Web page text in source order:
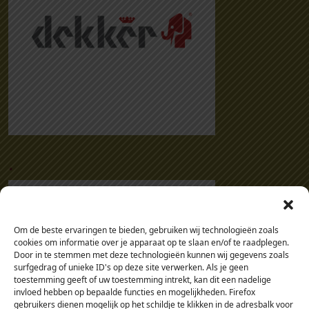
Om de beste ervaringen te bieden, gebruiken wij technologieën zoals
cookies om informatie over je apparaat op te slaan en/of te raadplegen.
Door in te stemmen met deze technologieën kunnen wij gegevens zoals
surfgedrag of unieke ID's op deze site verwerken. Als je geen
toestemming geeft of uw toestemming intrekt, kan dit een nadelige
invloed hebben op bepaalde functies en mogelijkheden. Firefox
gebruikers dienen mogelijk op het schildje te klikken in de adresbalk voor
.